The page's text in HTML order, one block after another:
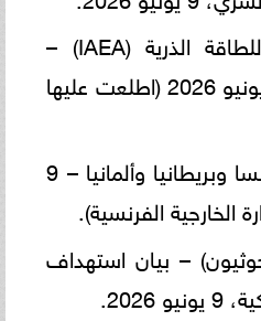
7. الوكالة الدولية للطاقة الذرية (IAEA) –
وثيقة سرية مؤرخة 8 يونيو 2026 (اطلعت عليها
8. بيان مشترك لفرنسا وبريطانيا وألمانيا – 9
– بيان استهداف
2026.